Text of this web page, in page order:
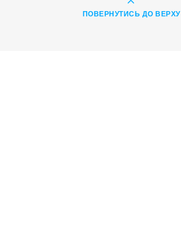
ПОВЕРНУТИСЬ ДО ВЕРХУ